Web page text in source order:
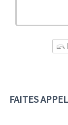
FAITES